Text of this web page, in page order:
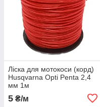
Ліска для мотокоси (корд)
Husqvarna Opti Penta 2,4
мм 1м
5 ₴/м